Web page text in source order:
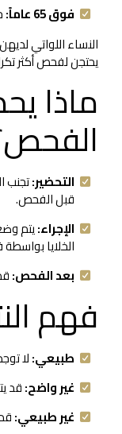
فوق 65 عاماً:
حسب
يحتجن لفحص أكثر تكراراً.
ماذا
الفحص؟
التحضير:
قبل الفحص.
الإجراء:يتم وضع
الخلايا بواسطة
بعد الفحص:قد
فهم
طبيعي:لا توجد
غير واضح:قد
غير طبيعي:قد